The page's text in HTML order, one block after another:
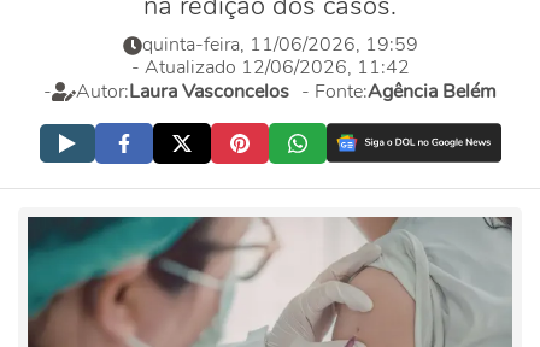
quinta-feira, 11/06/2026, 19:59
- Atualizado 12/06/2026, 11:42
-
Autor:Laura Vasconcelos - Fonte:Agência Belém